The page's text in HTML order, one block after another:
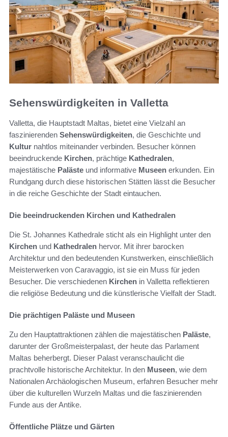
Sehenswürdigkeiten in Valletta
Valletta, die Hauptstadt Maltas, bietet eine Vielzahl an
faszinierenden Sehenswürdigkeiten, die Geschichte und
Kultur nahtlos miteinander verbinden. Besucher können
beeindruckende Kirchen, prächtige Kathedralen,
majestätische Paläste und informative Museen erkunden. Ein
Rundgang durch diese historischen Stätten lässt die Besucher
in die reiche Geschichte der Stadt eintauchen.
Die beeindruckenden Kirchen und Kathedralen
Die St. Johannes Kathedrale sticht als ein Highlight unter den
Kirchen und Kathedralen hervor. Mit ihrer barocken
Architektur und den bedeutenden Kunstwerken, einschließlich
Meisterwerken von Caravaggio, ist sie ein Muss für jeden
Besucher. Die verschiedenen Kirchen in Valletta reflektieren
die religiöse Bedeutung und die künstlerische Vielfalt der Stadt.
Die prächtigen Paläste und Museen
Zu den Hauptattraktionen zählen die majestätischen Paläste,
darunter der Großmeisterpalast, der heute das Parlament
Maltas beherbergt. Dieser Palast veranschaulicht die
prachtvolle historische Architektur. In den Museen, wie dem
Nationalen Archäologischen Museum, erfahren Besucher mehr
über die kulturellen Wurzeln Maltas und die faszinierenden
Funde aus der Antike.
Öffentliche Plätze und Gärten